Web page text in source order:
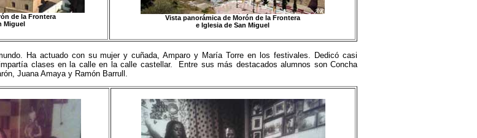
de la Frontera
Miguel
Vista panorámica de Morón de la Frontera
e Iglesia de San Miguel
Ha actuado con su mujer y cuñada, Amparo y María Torre en los festivales. Dedicó casi
clases en la calle en la calle castellar. Entre sus más destacados alumnos son Concha
Juana Amaya y Ramón Barrull.